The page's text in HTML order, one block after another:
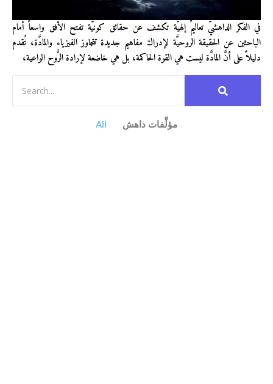
في الفكر الداهشيّ تعاليمٌ إلهيَّة تكشف عن حقائق كونيَّة تفتح الأفق واسعاً أمام
الباحثين عن الحقيقة الروحيَّة لإدراك مفاهيم جديدة تتجاوز الفيزياء والمادَّة، تُقدم
دليلاً على أنَّ المادَّة ليست هي القوة الحاكمة، بل هي خاضعة لإرادة الرُّوح الواعية،
All مؤلَّفات داهش